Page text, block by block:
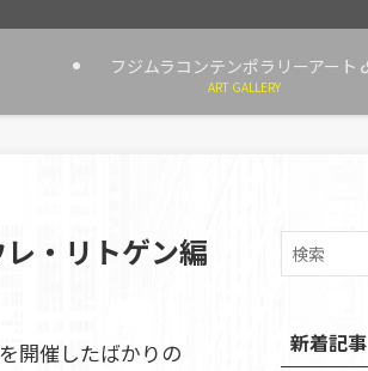
フジムラコンテンポラリーアート
ART GALLERY
・リトゲン編
開催したばかりの
新着記事